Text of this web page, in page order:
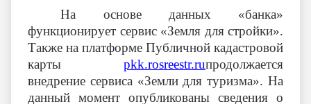
На основе данных «банка»
функционирует сервис «Земля для стройки».
Также на платформе Публичной кадастровой
карты pkk.rosreestr.ruпродолжается
внедрение сервиса «Земли для туризма». На
данный момент опубликованы сведения о